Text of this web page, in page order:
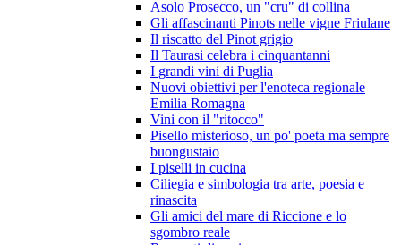
Asolo Prosecco, un "cru" di collina
Gli affascinanti Pinots nelle vigne Friulane
Il riscatto del Pinot grigio
Il Taurasi celebra i cinquantanni
I grandi vini di Puglia
Nuovi obiettivi per l'enoteca regionale
Emilia Romagna
Vini con il "ritocco"
Pisello misterioso, un po' poeta ma sempre
buongustaio
I piselli in cucina
Ciliegia e simbologia tra arte, poesia e
rinascita
Gli amici del mare di Riccione e lo
sgombro reale